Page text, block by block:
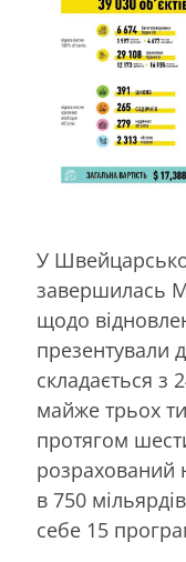
У
завершилась
щодо
презентували
складається з
майже трьох
протягом
розрахований
в 750
себе 15